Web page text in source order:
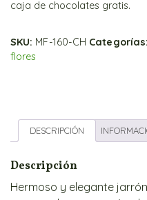
caja de chocolates gratis.
SKU: MF-160-CH
flores
DESCRIPCIÓN
Descripción
Hermoso y elegante